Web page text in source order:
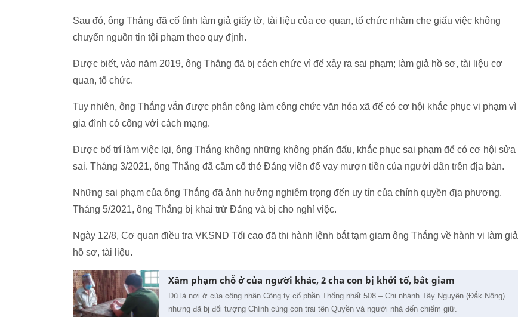
Sau đó, ông Thắng đã cố tình làm giả giấy tờ, tài liệu của cơ quan, tổ chức nhằm che giấu việc không
chuyển nguồn tin tội phạm theo quy định.
Được biết, vào năm 2019, ông Thắng đã bị cách chức vì để xảy ra sai phạm; làm giả hồ sơ, tài liệu cơ
quan, tổ chức.
Tuy nhiên, ông Thắng vẫn được phân công làm công chức văn hóa xã để có cơ hội khắc phục vi phạm vì
gia đình có công với cách mạng.
Được bố trí làm việc lại, ông Thắng không những không phấn đấu, khắc phục sai phạm để có cơ hội sửa
sai. Tháng 3/2021, ông Thắng đã cầm cố thẻ Đảng viên để vay mượn tiền của người dân trên địa bàn.
Những sai phạm của ông Thắng đã ảnh hưởng nghiêm trọng đến uy tín của chính quyền địa phương.
Tháng 5/2021, ông Thắng bị khai trừ Đảng và bị cho nghỉ việc.
Ngày 12/8, Cơ quan điều tra VKSND Tối cao đã thi hành lệnh bắt tạm giam ông Thắng về hành vi làm giả
hồ sơ, tài liệu.
Xâm phạm chỗ ở của người khác, 2 cha con bị khởi tố, bắt giam
Dù là nơi ở của công nhân Công ty cổ phần Thống nhất 508 – Chi nhánh Tây Nguyên (Đắk Nông)
nhưng đã bị đối tượng Chính cùng con trai tên Quyền và người nhà đến chiếm giữ.